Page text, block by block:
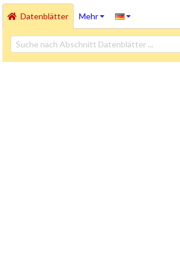
Datenblätter Mehr